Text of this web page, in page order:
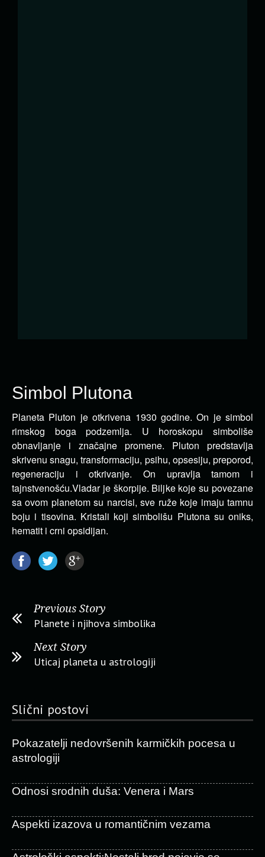
Simbol Plutona
Planeta Pluton je otkrivena 1930 godine. On je simbol
rimskog boga podzemlja. U horoskopu simboliše
obnavljanje i značajne promene. Pluton predstavlja
skrivenu snagu, transformaciju, psihu, opsesiju, preporod,
regeneraciju i otkrivanje. On upravlja tamom i
tajnstvenošću.Vladar je škorpije. Biljke koje su povezane
sa ovom planetom su narcisi, sve ruže koje imaju tamnu
boju i tisovina. Kristali koji simbolišu Plutona su oniks,
hematit i crni opsidijan.
Previous Story
Planete i njihova simbolika
Next Story
Uticaj planeta u astrologiji
Slični postovi
Pokazatelji nedovršenih karmičkih pocesa u
astrologiji
Odnosi srodnih duša: Venera i Mars
Aspekti izazova u romantičnim vezama